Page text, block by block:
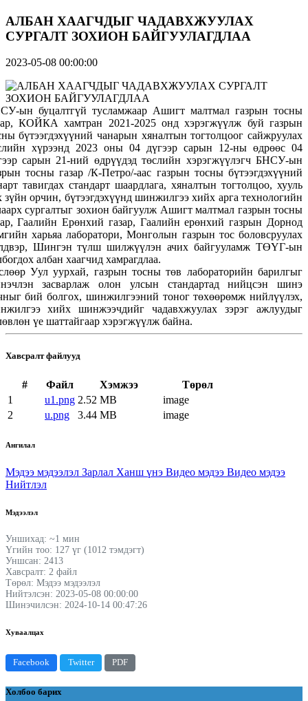
АЛБАН ХААГЧДЫГ ЧАДАВХЖУУЛАХ
СУРГАЛТ ЗОХИОН БАЙГУУЛАГДЛАА
2023-05-08 00:00:00
ын буцалтгүй тусламжаар Ашигт малтмал газрын тосны
КОЙКА хамтран 2021-2025 онд хэрэгжүүлж буй газрын
бүтээгдэхүүний чанарын хяналтын тогтолцоог сайжруулах
хүрээнд 2023 оны 04 дүгээр сарын 12-ны өдрөөс 04
сарын 21-ний өдрүүдэд төслийн хэрэгжүүлэгч БНСУ-ын
тосны газар /К-Петро/-аас газрын тосны бүтээгдэхүүний
тавигдах стандарт шаардлага, хяналтын тогтолцоо, хууль
зүйн орчин, бүтээгдэхүүнд шинжилгээ хийх арга технологийн
сургалтыг зохион байгуулж Ашигт малтмал газрын тосны
Гаалийн Ерөнхий газар, Гаалийн ерөнхий газрын Дорнод
харьяа лаборатори, Монголын газрын тос боловсруулах
Шингэн түлш шилжүүлэн ачих байгууламж ТӨҮГ-ын
албан хаагчид хамрагдлаа.
Уул уурхай, газрын тосны төв лабораторийн барилгыг
засварлаж олон улсын стандартад нийцсэн шинэ
бий болгох, шинжилгээний тоног төхөөрөмж нийлүүлэх,
хийх шинжээчдийг чадавхжуулах зэрэг ажлуудыг
үе шаттайгаар хэрэгжүүлж байна.
Хавсралт файлууд
# Файл Хэмжээ
Төрөл
1
u1.png 2.52 MB
image
2
u.png 3.44 MB image
Ангилал
Мэдээ мэдээлэл Зарлал Ханш үнэ Видео мэдээ Видео мэдээ
Нийтлэл
Мэдээлэл
Уншихад: ~1 мин
Үгийн тоо: 127 үг (1012 тэмдэгт)
Уншсан: 2413
Хавсралт: 2 файл
Төрөл: Мэдээ мэдээлэл
Нийтэлсэн: 2023-05-08 00:00:00
Шинэчилсэн: 2024-10-14 00:47:26
Хуваалцах
Facebook Twitter PDF
Холбоо барих